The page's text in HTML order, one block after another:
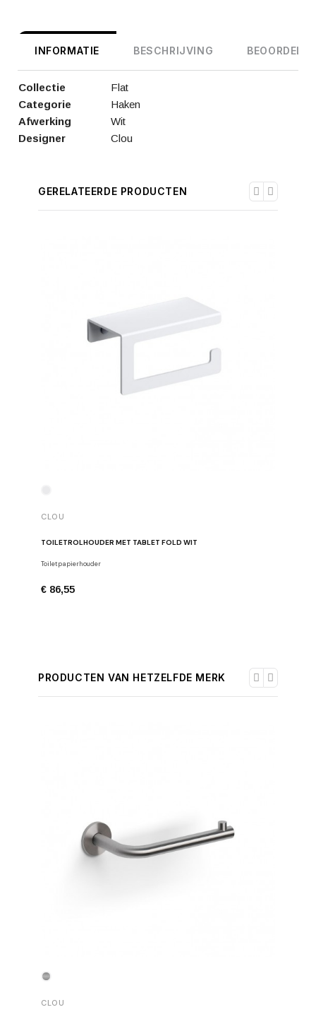
INFORMATIE BESCHRIJVING
Collectie
Flat
Categorie
Haken
Afwerking
Wit
Designer
Clou
GERELATEERDE PRODUCTEN
CLOU
TOILETROLHOUDER MET TABLET FOLD WIT
Toiletpapierhouder
€ 86,55
PRODUCTEN VAN HETZELFDE MERK
CLOU